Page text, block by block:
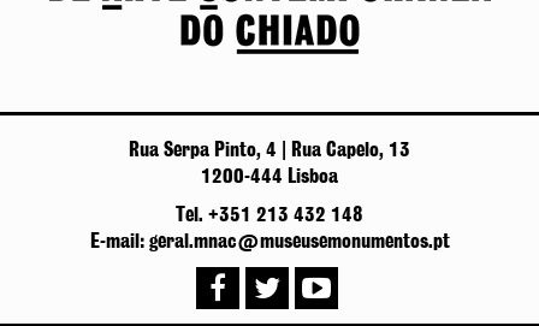
Rua Serpa Pinto, 4 | Rua Capelo, 13
1200-444 Lisboa
Tel. +351 213 432 148
E-mail: geral.mnac@museusemonumentos.pt